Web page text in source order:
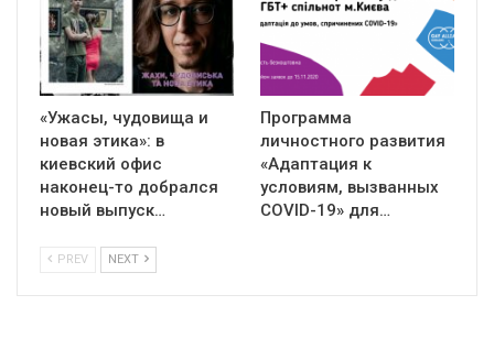
«Ужасы, чудовища и
новая этика»: в
киевский офис
наконец-то добрался
новый выпуск…
Программа
личностного развития
«Адаптация к
условиям, вызванных
СOVID-19» для…
PREV NEXT